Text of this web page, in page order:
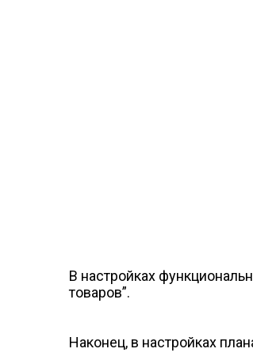
В настройках
товаров”.
Наконец, в настройках